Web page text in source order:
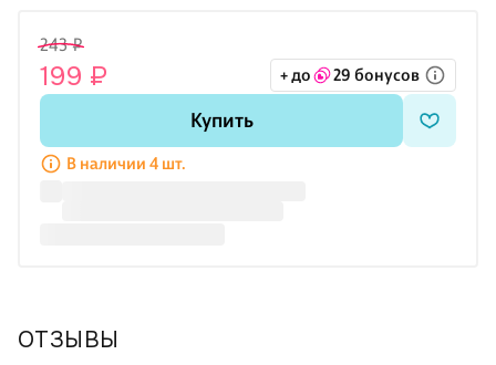
243 ₽
199 ₽ + до 29 бонусов
Купить
В наличии 4 шт.
ОТЗЫВЫ